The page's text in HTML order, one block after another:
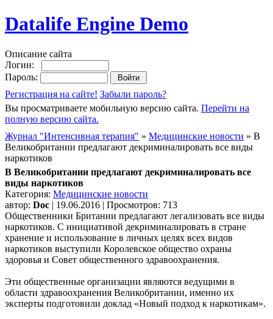
Datalife Engine Demo
Описание сайта
Логин:
Пароль:
Регистрация на сайте! Забыли пароль?
Вы просматриваете мобильную версию сайта. Перейти на
полную версию сайта.
Журнал "Интенсивная терапия" » Медицинские новости » В
Великобритании предлагают декриминалировать все виды
наркотиков
В Великобритании предлагают декриминалировать все
виды наркотиков
Категория: Медицинские новости
автор: Doc | 19.06.2016 | Просмотров: 713
Общественники Британии предлагают легализовать все виды
наркотиков. С инициативой декриминалировать в стране
хранение и использование в личных целях всех видов
наркотиков выступили Королевское общество охраны
здоровья и Совет общественного здравоохранения.
Эти общественные организации являются ведущими в
области здравоохранения Великобритании, именно их
эксперты подготовили доклад «Новый подход к наркотикам».